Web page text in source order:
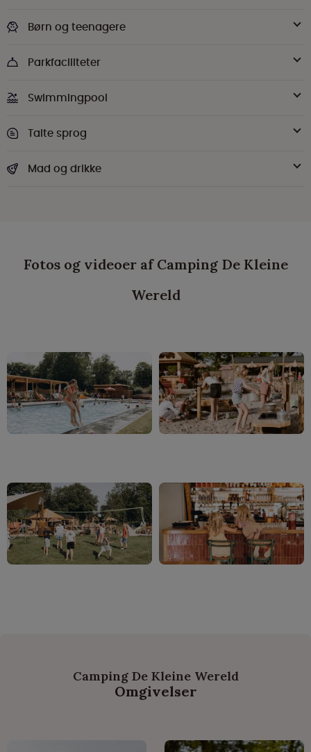
Børn og teenagere
Parkfaciliteter
Swimmingpool
Talte sprog
Mad og drikke
Fotos og videoer af Camping De Kleine
Wereld
Camping De Kleine Wereld
Omgivelser